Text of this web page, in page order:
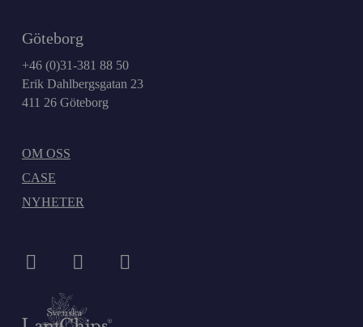
Göteborg
+46 (0)31-381 88 50
Erik Dahlbergsgatan 23
411 26 Göteborg
OM OSS
CASE
NYHETER